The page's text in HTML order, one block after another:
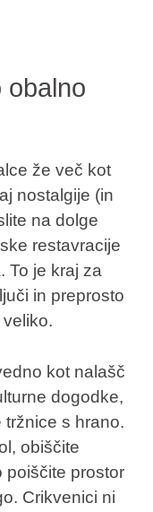
obalno
že več kot
nostalgije (in
na dolge
restavracije
To je kraj za
in preprosto
kot nalašč
dogodke,
s hrano.
obiščite
poiščite prostor
Crikvenici ni